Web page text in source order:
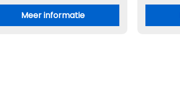
Meer informatie